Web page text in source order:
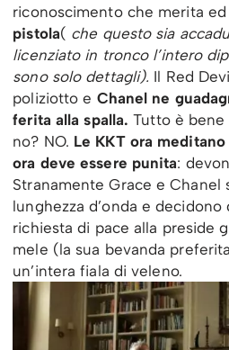
riconoscimento che merita ed
pistola( che questo sia
licenziato in tronco l’intero
sono solo dettagli). Il Red
poliziotto e Chanel ne
ferita alla spalla. Tutto è
no? NO. Le KKT ora
ora deve essere punita:
Stranamente Grace e Chanel
lunghezza d’onda e
richiesta di pace alla preside
mele (la sua bevanda
un’intera fiala di veleno.